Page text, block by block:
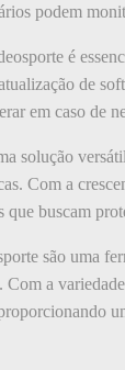
podem
é
de
em caso de
solução
Com a
que buscam
são uma
a